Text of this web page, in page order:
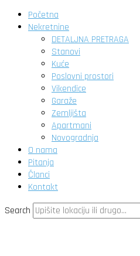
Početna
Nekretnine
DETALJNA PRETRAGA
Stanovi
Kuće
Poslovni prostori
Vikendice
Garaže
Zemljišta
Apartmani
Novogradnja
O nama
Pitanja
Članci
Kontakt
Search